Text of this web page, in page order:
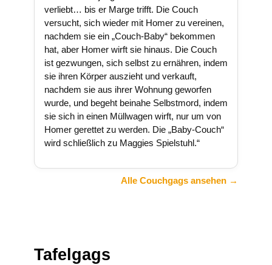
verliebt… bis er Marge trifft. Die Couch
versucht, sich wieder mit Homer zu vereinen,
nachdem sie ein „Couch-Baby“ bekommen
hat, aber Homer wirft sie hinaus. Die Couch
ist gezwungen, sich selbst zu ernähren, indem
sie ihren Körper auszieht und verkauft,
nachdem sie aus ihrer Wohnung geworfen
wurde, und begeht beinahe Selbstmord, indem
sie sich in einen Müllwagen wirft, nur um von
Homer gerettet zu werden. Die „Baby-Couch“
wird schließlich zu Maggies Spielstuhl.“
Alle Couchgags ansehen →
Tafelgags